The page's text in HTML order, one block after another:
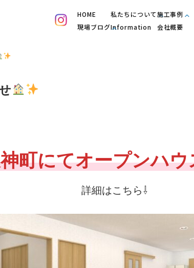
HOME
現場ブログ
私たちについて
Information
施工事例
会社概要
町にてオープンハウ
詳細はこちら⇩